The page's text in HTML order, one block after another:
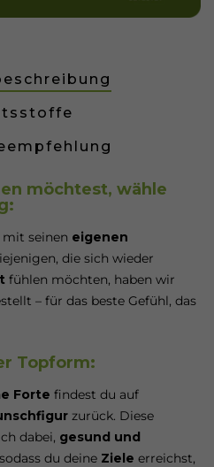
möchtest, wähle
mit seinen eigenen
die sich wieder
fühlen möchten, haben wir
– für das beste Gefühl, das
Topform:
Forte findest du auf
zurück. Diese
dabei, gesund und
du deine Ziele erreichst,